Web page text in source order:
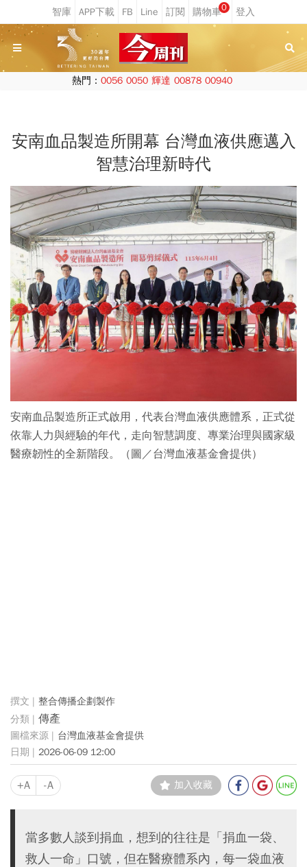
0
熱門： 0056 0050 輝達 00878 00940
安南血品製造所開幕 台灣血液供應邁入
智慧治理新時代
安南血品製造所正式啟用，代表台灣血液供應體系，正式從
依靠人力與經驗的年代，走向智慧調度、專業治理與國家級
醫療韌性的全新階段。（圖／台灣血液基金會提供）
整合傳播企劃製作
傳產
台灣血液基金會提供
2026-06-09 12:00
+A -A 加入收藏
當多數人談到捐血，想到的往往是「捐血一袋、
救人一命」口號，但在醫療體系內，每一袋血液